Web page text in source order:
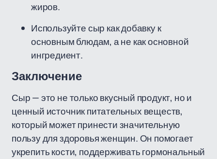
жиров.
Используйте сыр как добавку к
основным блюдам, а не как основной
ингредиент.
Заключение
Сыр — это не только вкусный продукт, но и
ценный источник питательных веществ,
который может принести значительную
пользу для здоровья женщин. Он помогает
укрепить кости, поддерживать гормональный